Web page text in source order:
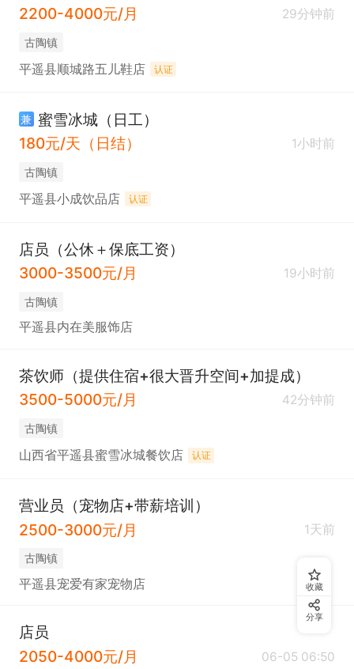
2200-4000元/月
29分钟前
古陶镇
平遥县顺城路五儿鞋店 认证
兼 蜜雪冰城（日工）
180元/天（日结）
1小时前
古陶镇
平遥县小成饮品店 认证
店员（公休＋保底工资）
3000-3500元/月
19小时前
古陶镇
平遥县内在美服饰店
茶饮师（提供住宿+很大晋升空间+加提成）
3500-5000元/月
42分钟前
古陶镇
山西省平遥县蜜雪冰城餐饮店 认证
营业员（宠物店+带薪培训）
2500-3000元/月
1天前
古陶镇
平遥县宠爱有家宠物店
店员
2050-4000元/月
06-05 06:50
收藏
分享